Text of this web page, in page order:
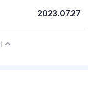
2023.07.27